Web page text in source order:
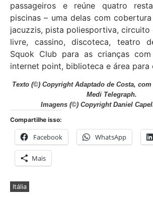
passageiros e reúne quatro
piscinas – uma delas com
jacuzzis, pista poliesportiva,
livre, cassino, discoteca, teatro
Squok Club para as crianças
internet point, biblioteca e área para
Texto (©) Copyright Adaptado de Costa,
Medi Telegraph.
Imagens (©) Copyright Daniel
Compartilhe isso:
Facebook WhatsApp
Mais
Itália